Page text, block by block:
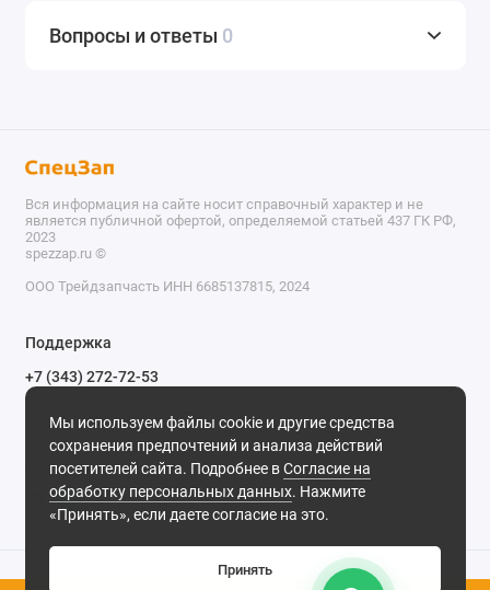
Вопросы и ответы 0
Мы используем файлы cookie и другие средства
сохранения предпочтений и анализа действий
посетителей сайта. Подробнее вСогласие на
обработку персональных данных. Нажмите
«Принять», если даете согласие на это.
Принять
Вся информация на сайте носит справочный характер и не
является публичной офертой, определяемой статьей 437 ГК РФ,
2023
spezzap.ru ©️
ООО Трейдзапчасть ИНН 6685137815, 2024
Поддержка
+7 (343) 272-72-53
Обратный звонок
620030, г. Екатеринбург, ул. Карьерная, д. 14, оф. 14.
Мы в сети